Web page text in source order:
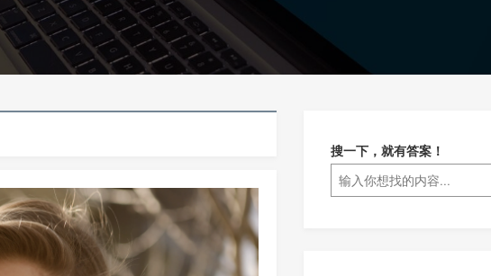
搜一下，就有答案！